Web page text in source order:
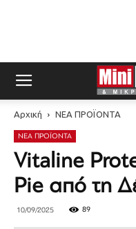
Αρχική ΝΕΑ ΠΡΟΪΟΝΤΑ
ΝΕΑ ΠΡΟΪΟΝΤΑ
Vitaline
Pie από τη
10/09/2025 89